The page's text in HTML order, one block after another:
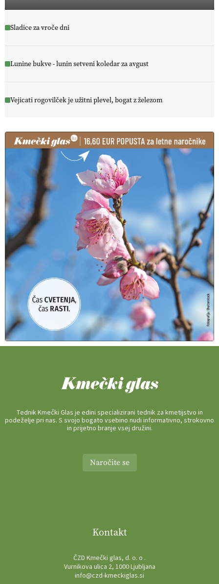
Sladice za vroče dni
Lunine bukve - lunin setveni koledar za avgust
Vejicati rogovilček je užitni plevel, bogat z železom
Tednik Kmečki Glas je edini specializirani tednik za kmetijstvo in
podeželje pri nas. S svojo bogato vsebino nudi informativno, strokovno
in prijetno branje vsej družini.
Naročite se
Kontakt
ČZD Kmečki glas, d. o. o .
Vurnikova ulica 2, 1000 Ljubljana
info@czd-kmeckiglas.si